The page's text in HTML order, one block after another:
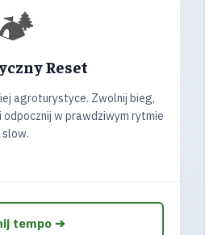
Reset
agroturystyce. Zwolnij bieg,
w prawdziwym rytmie
slow.
tempo ➔